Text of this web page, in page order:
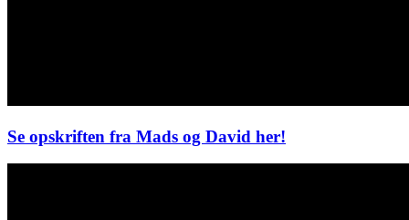
Se opskriften fra Mads og David her!